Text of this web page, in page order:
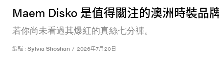
Maem Disko 是值得關注的澳洲時裝品
若你尚未看過其爆紅的真絲七分褲。
編輯 : Sylvia Shoshan / 2026年7月20日